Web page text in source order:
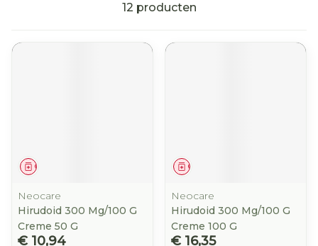
12 producten
Geneesmiddel
Neocare
Hirudoid 300 Mg/100 G
Creme 50 G
€ 10,94
Geneesmiddel
Neocare
Hirudoid 300 Mg/100 G
Creme 100 G
€ 16,35